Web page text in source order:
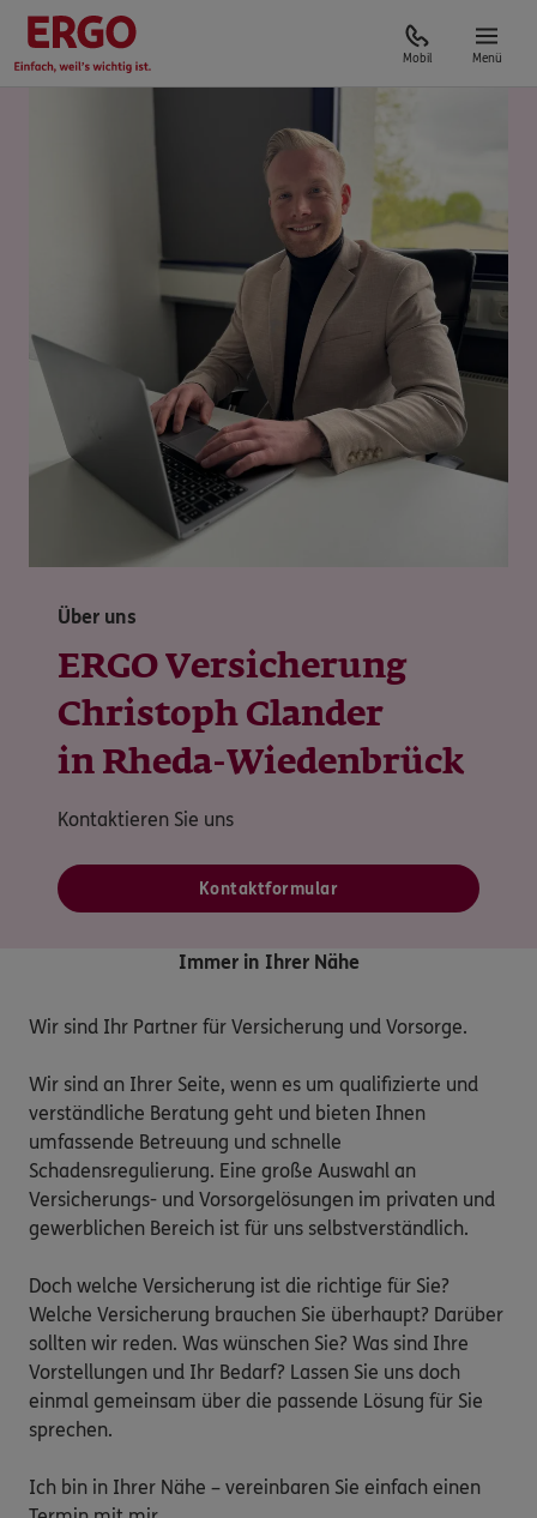
Mobil Menü
Über uns
ERGO Versicherung
Christoph Glander
in Rheda-Wiedenbrück
Kontaktieren Sie uns
Kontaktformular
Immer in Ihrer Nähe
Wir sind Ihr Partner für Versicherung und Vorsorge.
Wir sind an Ihrer Seite, wenn es um qualifizierte und
verständliche Beratung geht und bieten Ihnen
umfassende Betreuung und schnelle
Schadensregulierung. Eine große Auswahl an
Versicherungs- und Vorsorgelösungen im privaten und
gewerblichen Bereich ist für uns selbstverständlich.
Doch welche Versicherung ist die richtige für Sie?
Welche Versicherung brauchen Sie überhaupt? Darüber
sollten wir reden. Was wünschen Sie? Was sind Ihre
Vorstellungen und Ihr Bedarf? Lassen Sie uns doch
einmal gemeinsam über die passende Lösung für Sie
sprechen.
Ich bin in Ihrer Nähe – vereinbaren Sie einfach einen